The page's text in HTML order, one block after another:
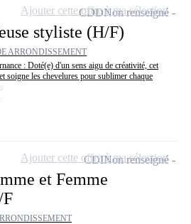
styliste (H/F)
ARRONDISSEMENT
: Doté(e) d'un sens aigu de créativité, cet
soigne les chevelures pour sublimer chaque
CDDNon renseigné
Ajouter cette offre à ma sélection
et Femme
CDINon renseigné
Ajouter cette offre à ma sélection